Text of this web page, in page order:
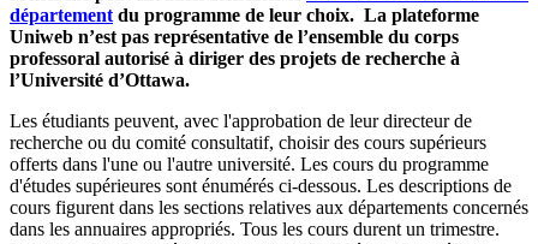
département du programme de leur choix. La plateforme
Uniweb n’est pas représentative de l’ensemble du corps
professoral autorisé à diriger des projets de recherche à
l’Université d’Ottawa.
Les étudiants peuvent, avec l'approbation de leur directeur de
recherche ou du comité consultatif, choisir des cours supérieurs
offerts dans l'une ou l'autre université. Les cours du programme
d'études supérieures sont énumérés ci-dessous. Les descriptions de
cours figurent dans les sections relatives aux départements concernés
dans les annuaires appropriés. Tous les cours durent un trimestre.